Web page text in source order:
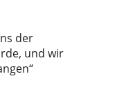
der
und wir